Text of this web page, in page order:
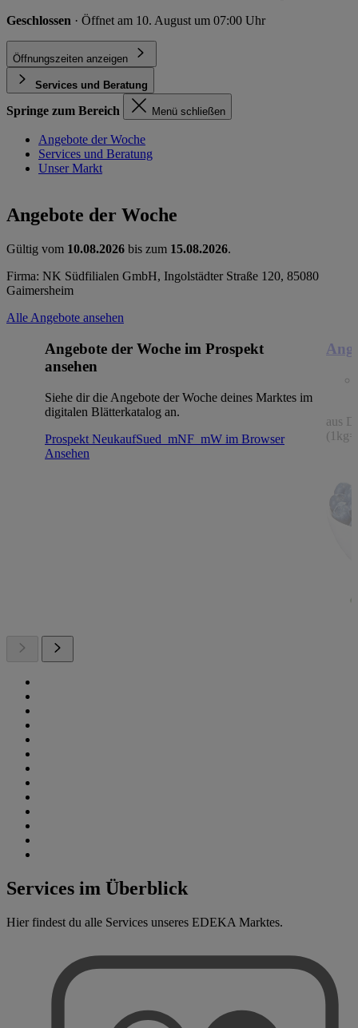
Geschlossen · Öffnet am 10. August um 07:00 Uhr
Öffnungszeiten anzeigen
Services und Beratung
Springe zum Bereich Menü schließen
Angebote der Woche
Services und Beratung
Unser Markt
Angebote der Woche
Gültig vom 10.08.2026 bis zum 15.08.2026.
Firma: NK Südfilialen GmbH, Ingolstädter Straße 120, 85080
Gaimersheim
Alle Angebote ansehen
Angebote der Woche im Prospekt
ansehen
Siehe dir die Angebote der Woche deines Marktes im
digitalen Blätterkatalog an.
Prospekt NeukaufSued_mNF_mW im Browser
Ansehen
aus
Services im Überblick
Hier findest du alle Services unseres EDEKA Marktes.